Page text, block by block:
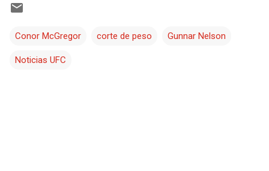
Conor McGregor corte de peso Gunnar Nelson
Noticias UFC